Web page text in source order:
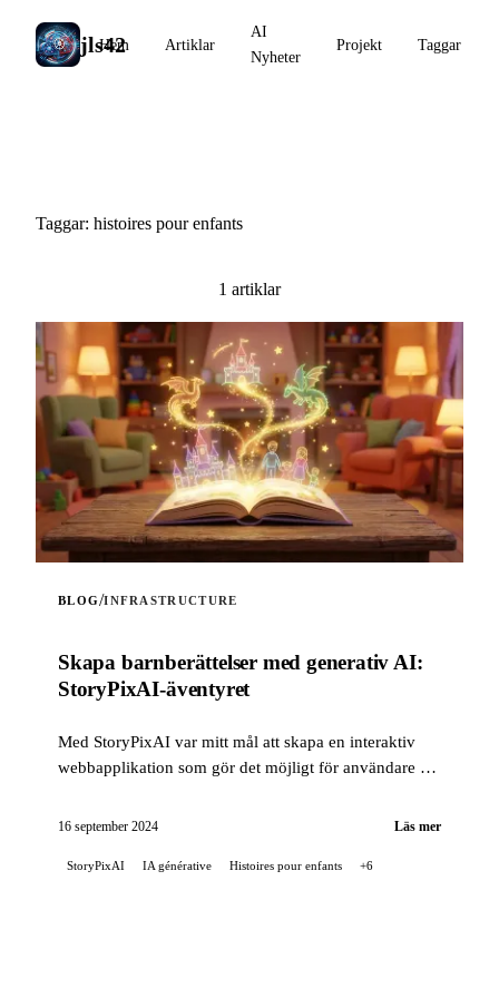
jls42
Hem Artiklar
AI
Nyheter
Projekt Taggar
Taggar: histoires pour enfants
1 artiklar
BLOG/INFRASTRUCTURE
Skapa barnberättelser med generativ AI:
StoryPixAI-äventyret
Med StoryPixAI var mitt mål att skapa en interaktiv
webbapplikation som gör det möjligt för användare att
genererade av AI-modeller ...
16 september 2024 Läs mer
StoryPixAI IA générative Histoires pour enfants +6